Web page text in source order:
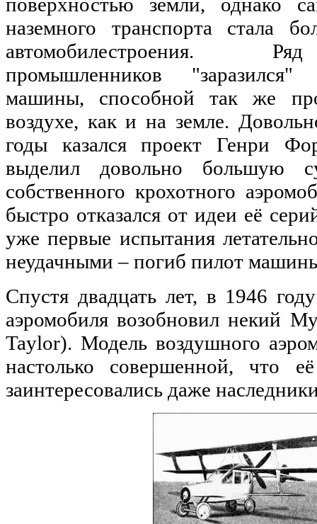
наземного транспорта стала
автомобилестроения.
промышленников
машины, способной так же
воздухе, как и на земле.
годы казался проект Генри
выделил довольно большую
собственного крохотного
быстро отказался от идеи её
уже первые испытания
неудачными – погиб пилот
Спустя двадцать лет, в 1946
аэромобиля возобновил некий
Taylor). Модель воздушного
настолько совершенной, что
заинтересовались даже